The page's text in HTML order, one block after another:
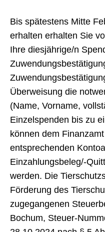
Die Tierschutzstiftung
ihrer vielfältigen
Unterstützung von
Unternehmen/
fördern wollen,
Spendenkonto
Sparkasse Bochum
IBAN DE77 430 500
BIC (SWIFT)
Bis spätestens Mitte
erhalten erhalten Sie
Ihre diesjährige/n